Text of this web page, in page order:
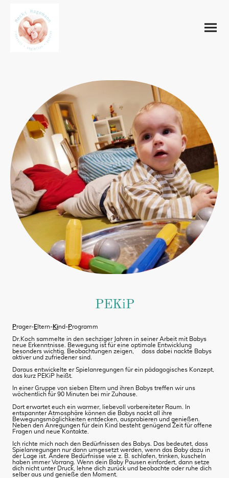
PEKiP
Prager-E ltern-Kind-Programm
Dr.Koch sammelte in den sechziger Jahren in seiner Arbeit mit Babys
neue Erkenntnisse. Bewegung ist für eine optimale Entwicklung
besonders wichtig. Beobachtungen zeigen, dass dabei nackte Babys
aktiver und zufriedener sind.
Daraus entwickelte er Spielanregungen für ein pädagogisches Konzept,
das kurz PEKiP heißt.
In einer Gruppe von sieben Eltern und ihren Babys treffen wir uns
wöchentlich für 90 Minuten bei mir Zuhause.
Dort erwartet euch ein warmer, liebevoll vorbereiteter Raum. In
entspannter Atmosphäre können die Babys nackt all ihre
Bewegungsmöglichkeiten entdecken, ausprobieren und genießen.
Neben den Anregungen für dein Kind besteht genügend Zeit für offene
Fragen und neue Kontakte.
Ich richte mich nach den Bedürfnissen des Babys. Das bedeutet, dass
Spielanregungen nur dann umgesetzt werden, wenn das Baby dazu in
der Lage ist. Andere Bedürfnisse wie z. B. schlafen, trinken, kuscheln
haben immer Vorrang. Wenn dein Baby Pausen einfordert, dann setze
dich nicht unter Druck, lehne dich zurück und beobachte oder ruhe dich
selber aus und genieße den Moment.